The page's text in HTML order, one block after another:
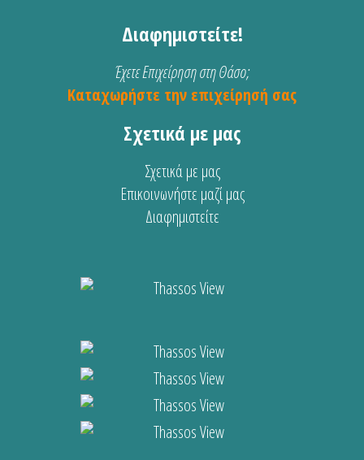
Διαφημιστείτε!
Έχετε Επιχείρηση στη Θάσο;
Καταχωρήστε την επιχείρησή σας
Σχετικά με μας
Σχετικά με μας
Επικοινωνήστε μαζί μας
Διαφημιστείτε